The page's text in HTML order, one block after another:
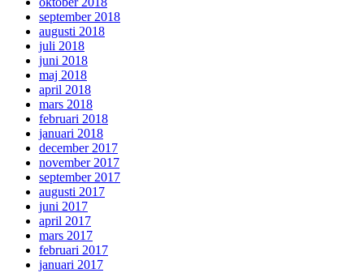
september 2018
augusti 2018
juli 2018
juni 2018
maj 2018
april 2018
mars 2018
februari 2018
januari 2018
december 2017
november 2017
september 2017
augusti 2017
juni 2017
april 2017
mars 2017
februari 2017
januari 2017